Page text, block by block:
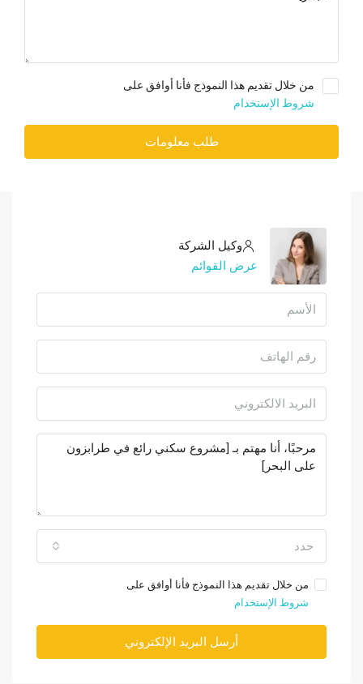
من خلال تقديم هذا النموذج فأنا أوافق على
شروط الإستخدام
طلب معلومات
وكيل الشركة
عرض القوائم
حدد
من خلال تقديم هذا النموذج فأنا أوافق على
شروط الإستخدام
أرسل البريد الإلكتروني